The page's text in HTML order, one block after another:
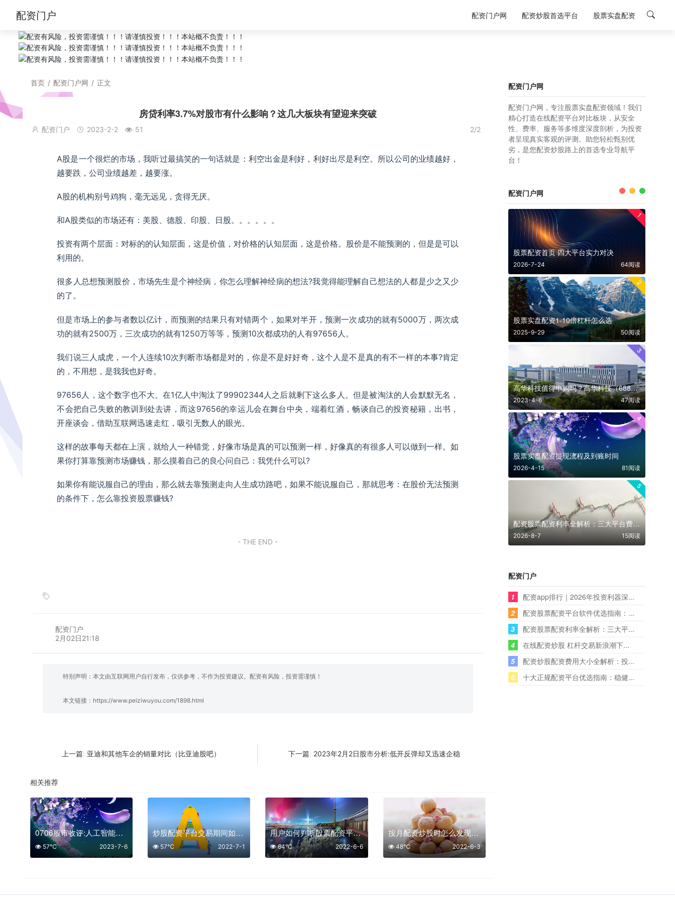
配资门户 配资门户网 配资炒股首选平台 股票实盘配资
首页 / 配资门户网 / 正文
房贷利率3.7%对股市有什么影响？这几大板块有望迎来突破
配资门户 2023-2-2 51 2/2
A股是一个很烂的市场，我听过最搞笑的一句话就是：利空出金是利好，利好出尽是利空。所以公司的业绩越好，
越要跌，公司业绩越差，越要涨。
A股的机构别号鸡狗，毫无远见，贪得无厌。
和A股类似的市场还有：美股、德股、印股、日股。。。。。。
投资有两个层面：对标的的认知层面，这是价值，对价格的认知层面，这是价格。股价是不能预测的，但是是可以
利用的。
很多人总想预测股价，市场先生是个神经病，你怎么理解神经病的想法?我觉得能理解自己想法的人都是少之又少
的了。
但是市场上的参与者数以亿计，而预测的结果只有对错两个，如果对半开，预测一次成功的就有5000万，两次成
功的就有2500万，三次成功的就有1250万等等，预测10次都成功的人有97656人。
我们说三人成虎，一个人连续10次判断市场都是对的，你是不是好好奇，这个人是不是真的有不一样的本事?肯定
的，不用想，是我我也好奇。
97656人，这个数字也不大。在1亿人中淘汰了99902344人之后就剩下这么多人。但是被淘汰的人会默默无名，
不会把自己失败的教训到处去讲，而这97656的幸运儿会在舞台中央，端着红酒，畅谈自己的投资秘籍，出书，
开座谈会，借助互联网迅速走红，吸引无数人的眼光。
这样的故事每天都在上演，就给人一种错觉，好像市场是真的可以预测一样，好像真的有很多人可以做到一样。如
果你打算靠预测市场赚钱，那么摸着自己的良心问自己：我凭什么可以?
如果你有能说服自己的理由，那么就去靠预测走向人生成功路吧，如果不能说服自己，那就思考：在股价无法预测
的条件下，怎么靠投资股票赚钱?
- THE END -
配资门户
2月02日21:18
特别声明：本文由互联网用户自行发布，仅供参考，不作为投资建议。配资有风险，投资需谨慎！
本文链接： https://www.peiziwuyou.com/1898.html
上一篇: 亚迪和其他车企的销量对比（比亚迪股吧） 下一篇: 2023年2月2日股市分析:低开反弹却又迅速企稳
相关推荐
0706股市收评:人工智能终于有反弹迹象!
2023-7-6
57℃
炒股配资平台交易期间如何应对市场短期回踩
2022-7-1
57℃
用户如何判断股票配资平台是否正规
2022-6-6
64℃
按月配资炒股时怎么发现主力在建仓
2022-6-3
48℃
配资门户网
配资门户网，专注股票实盘配资领域！我们
精心打造在线配资平台对比板块，从安全
性、费率、服务等多维度深度剖析，为投资
者呈现真实客观的评测。助您轻松甄别优
劣，是您配资炒股路上的首选专业导航平
台！
配资门户网
1
股票配资首页 四大平台实力对决
2026-7-24 64阅读
2
股票实盘配资1-10倍杠杆怎么选
2025-9-29 50阅读
3
高华科技值得申购吗？高华科技（688539）股票申购价值前景怎么样？
2023-4-6 47阅读
4
股票实盘配资提现流程及到账时间
2026-4-15 81阅读
5
配资股票配资利率全解析：三大平台费率对比与避坑指南
2026-8-7 15阅读
配资门户
1
配资app排行｜2026年投资利器深...
2
配资股票配资平台软件优选指南：...
3
配资股票配资利率全解析：三大平...
4
在线配资炒股 杠杆交易新浪潮下...
5
配资炒股配资费用大小全解析：投...
6
十大正规配资平台优选指南：稳健...